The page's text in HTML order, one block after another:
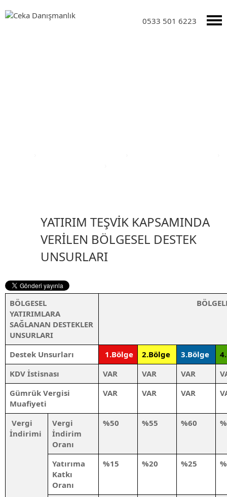
0533 501 6223
YATIRIM TEŞVİK KAPSAMINDA
VERİLEN BÖLGESEL DESTEK
UNSURLARI
BÖLGESEL
YATIRIMLARA
SAĞLANAN DESTEKLER
UNSURLARI
Destek Unsurları 1.Bölge 2.Bölge 3.Bölge
KDV İstisnası
VAR VAR VAR
Gümrük Vergisi
Muafiyeti
VAR VAR VAR
Vergi
İndirimi
Vergi
İndirim
Oranı
%50 %55 %60
Yatırıma
Katkı
Oranı
%15 %20 %25